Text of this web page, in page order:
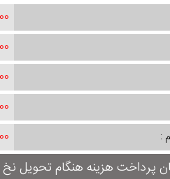
:
پرداخت هزینه هنگام تحویل